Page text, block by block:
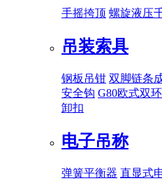
手摇挎顶 螺旋液压
吊装索具
钢板吊钳 双脚链条
安全钩 G80欧式双
卸扣
电子吊称
弹簧平衡器 直显式